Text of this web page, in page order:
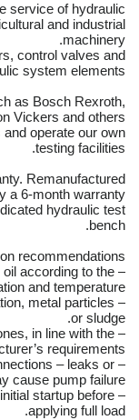
service of hydraulic
and industrial
machinery.
control valves and
system elements.
as Bosch Rexroth,
Vickers and others.
operate our own
testing facilities.
Remanufactured
a 6-month warranty.
hydraulic test
bench.
recommendations:
oil according to the
and temperature.
metal particles
or sludge.
in line with the
requirements.
– leaks or
cause pump failure.
startup before
applying full load.